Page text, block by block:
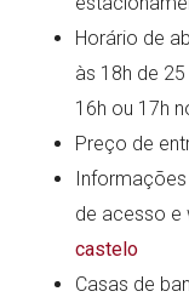
Horário de
às 18h de
16h ou 17h
Preço de
de acesso
castelo
Casas de